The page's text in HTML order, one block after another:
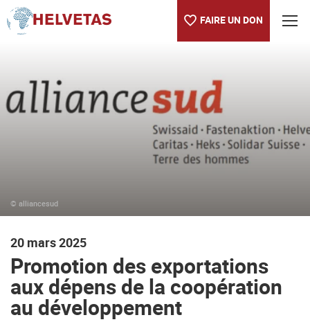
FAIRE UN DON
© alliancesud
20 mars 2025
Promotion des exportations
aux dépens de la coopération
au développement